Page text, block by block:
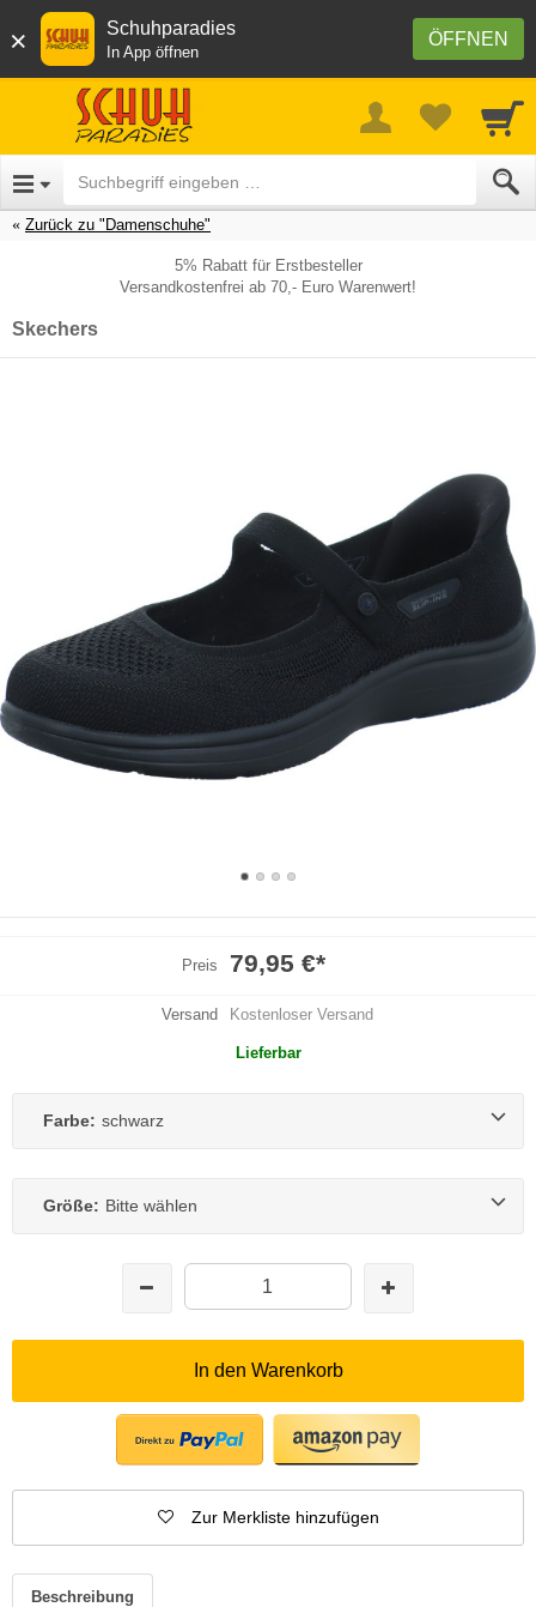
× ÖFFNEN
Schuhparadies
In App öffnen
Zurück zu "Damenschuhe"
5% Rabatt für Erstbesteller
Versandkostenfrei ab 70,- Euro Warenwert!
Skechers
Preis 79,95 €*
Versand Kostenloser Versand
Lieferbar
Farbe: schwarz
Größe: Bitte wählen
In den Warenkorb
Zur Merkliste hinzufügen
Beschreibung